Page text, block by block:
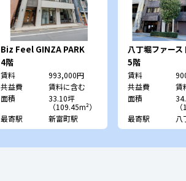
Biz Feel GINZA PARK
SIDE
4階
賃料
993,000円
共益費
賃料に含む
面積
33.10坪
（109.45m²）
最寄駅
新富町駅
八丁堀ファース
5階
賃料
共益費
賃
面積
最寄駅
八